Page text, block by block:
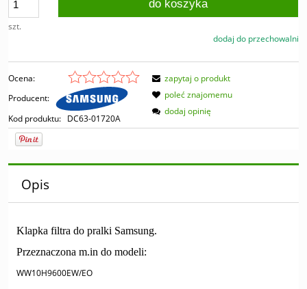
szt.
do koszyka
dodaj do przechowalni
Ocena:
Producent:
Kod produktu: DC63-01720A
zapytaj o produkt
poleć znajomemu
dodaj opinię
Opis
Klapka filtra do pralki Samsung.
Przeznaczona m.in do modeli:
WW10H9600EW/EO